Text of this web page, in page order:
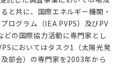
と共に、国際エネルギー機関・
ログラム（IEA PVPS）及びPV
の国際協力活動に専門家とし
においてはタスク1（太陽光発
部会）の専門家を2003年から